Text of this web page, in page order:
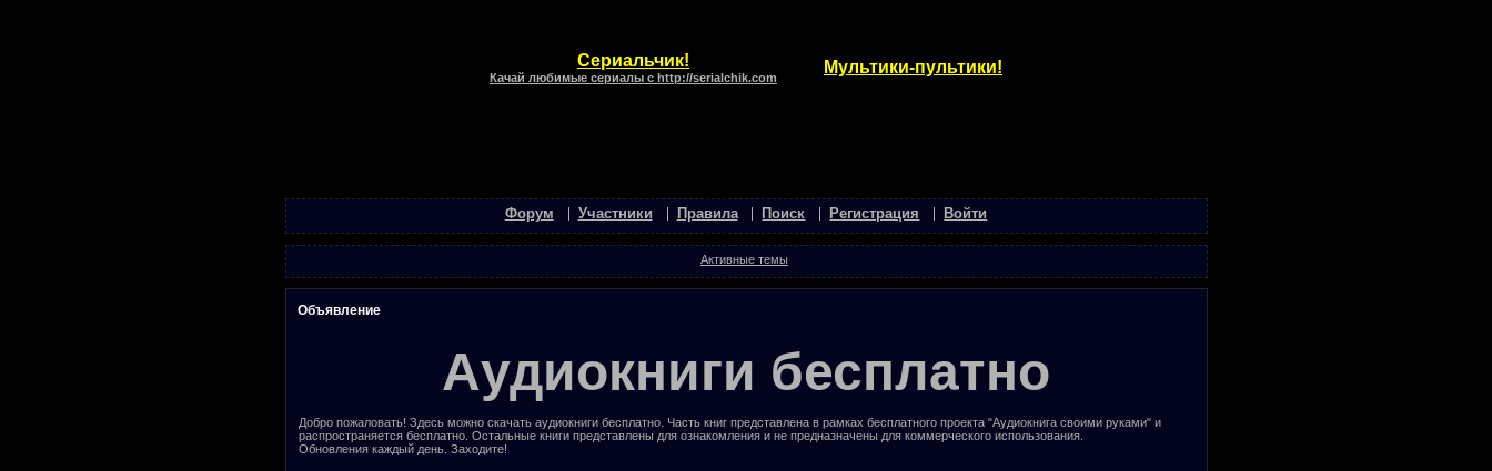
Сериальчик!
Качай любимые сериалы с http://serialchik.com
Мультики-пультики!
Форум Участники Правила Поиск Регистрация Войти
Активные темы
Объявление
Аудиокниги бесплатно
Добро пожаловать! Здесь можно скачать аудиокниги бесплатно. Часть книг представлена в рамках бесплатного проекта "Аудиокнига своими руками" и
распространяется бесплатно. Остальные книги представлены для ознакомления и не предназначены для коммерческого использования.
Обновления каждый день. Заходите!